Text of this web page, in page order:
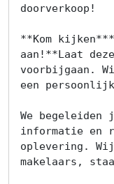
doorverkoop!
**Kom
aan!**Laat
voorbijgaan.
een
We
informatie en
oplevering.
makelaars,